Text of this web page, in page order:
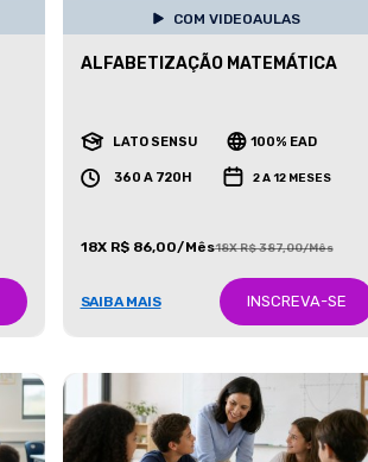
COM VIDEOAULAS
ALFABETIZAÇÃO MATEMÁTICA
LATO SENSU 100% EAD
360 A 720H 2 A 12 MESES
18X R$ 86,00/Mês18X R$ 387,00/Mês
SAIBA MAIS INSCREVA-SE